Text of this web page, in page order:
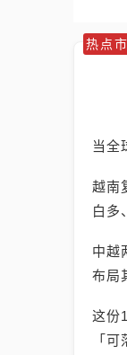
热点
当全
越南
白多
中越
布局
这份
「